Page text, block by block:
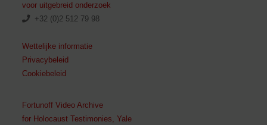
voor uitgebreid onderzoek
+32 (0)2 512 79 98
Wettelijke informatie
Privacybeleid
Cookiebeleid
Fortunoff Video Archive
for Holocaust Testimonies, Yale